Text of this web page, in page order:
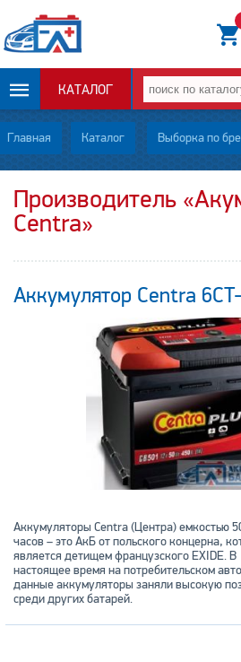
КАТАЛОГ
ОПЛАТА И
ДОСТАВКА
НОВОСТИ
СТАТЬИ
О НАС
Главная Каталог Выборка по
Производитель
Centra»
Аккумулятор Centra
Аккумуляторы Centra (Центра) емкостью
часов – это АкБ от польского концерна,
является детищем французского EXIDE. В
настоящее время на потребительском
данные аккумуляторы заняли высокую
среди других батарей.